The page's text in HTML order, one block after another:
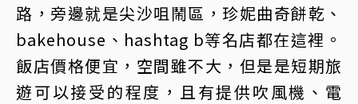
路，旁邊就是尖沙咀鬧區，珍妮曲奇餅乾、
bakehouse、hashtag b等名店都在這裡。
飯店價格便宜，空間雖不大，但是是短期旅
遊可以接受的程度，且有提供吹風機、電